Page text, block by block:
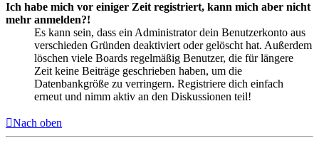
Ich habe mich vor einiger Zeit registriert, kann mich aber nicht
mehr anmelden?!
Es kann sein, dass ein Administrator dein Benutzerkonto aus
verschieden Gründen deaktiviert oder gelöscht hat. Außerdem
löschen viele Boards regelmäßig Benutzer, die für längere
Zeit keine Beiträge geschrieben haben, um die
Datenbankgröße zu verringern. Registriere dich einfach
erneut und nimm aktiv an den Diskussionen teil!
Nach oben